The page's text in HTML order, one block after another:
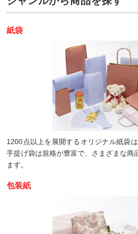
紙袋
1200点以上を展開するオリジナル紙袋
手提げ袋は規格が豊富で、さまざまな商
ます。
包装紙